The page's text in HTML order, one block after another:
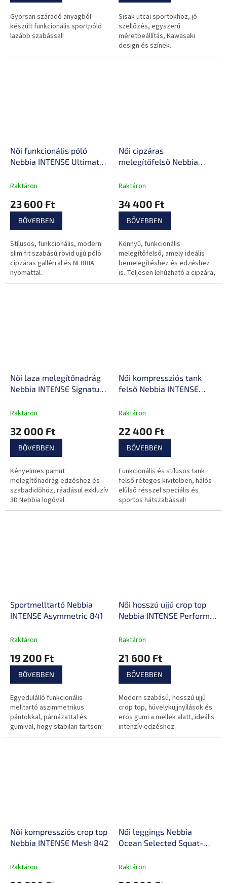
Gyorsan száradó anyagból
készült funkcionális sportpóló
lazább szabással!
Sisak utcai sportokhoz, jó
szellőzés, egyszerű
méretbeállítás, Kawasaki
design és színek.
Női funkcionális póló
Nebbia INTENSE Ultimate
Raktáron
23 600 Ft
BŐVEBBEN
Stílusos, funkcionális, modern
slim fit szabású rövid ujjú póló
cipzáras gallérral és NEBBIA
nyomattal.
Női cipzáras
melegítőfelső Nebbia
Raktáron
34 400 Ft
BŐVEBBEN
Könnyű, funkcionális
melegítőfelső, amely ideális
bemelegítéshez és edzéshez
is. Teljesen lehúzható a cipzára,
slim fit szabású, ikonikus
Női laza melegítőnadrág
Nebbia INTENSE Signature
Raktáron
32 000 Ft
BŐVEBBEN
Kényelmes pamut
melegítőnadrág edzéshez és
szabadidőhöz, ráadásul exkluzív
3D Nebbia logóval.
Női kompressziós tank
felső Nebbia INTENSE
Raktáron
22 400 Ft
BŐVEBBEN
Funkcionális és stílusos tank
felső réteges kivitelben, hálós
elülső résszel speciális és
sportos hátszabással!
Sportmelltartó Nebbia
INTENSE Asymmetric 841
Raktáron
19 200 Ft
BŐVEBBEN
Egyedülálló funkcionális
melltartó aszimmetrikus
pántokkal, párnázattal és
gumival, hogy stabilan tartson!
Női hosszú ujjú crop top
Nebbia INTENSE Perform
Raktáron
21 600 Ft
BŐVEBBEN
Modern szabású, hosszú ujjú
crop top, hüvelykujjnyílások és
erős gumi a mellek alatt, ideális
intenzív edzéshez.
Női kompressziós crop top
Nebbia INTENSE Mesh 842
Raktáron
Női leggings Nebbia
Ocean Selected Squat-
Raktáron